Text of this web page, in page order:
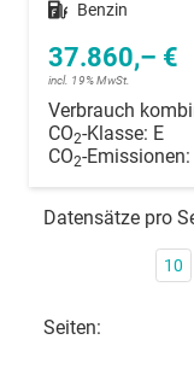
Kraftstoff Benzin
37.860,– €
incl. 19% MwSt.
Verbrauch
CO2-Klasse: E
CO2-Emissionen:
Datensätze pro
10
Seiten: